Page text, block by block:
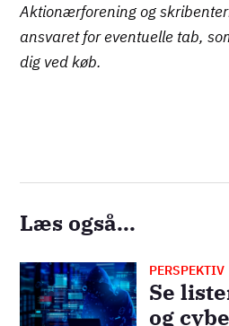
Aktionærforening og
ansvaret for eventuelle tab,
dig ved køb.
Læs også...
Billede PERSPEKTIV
Se
og